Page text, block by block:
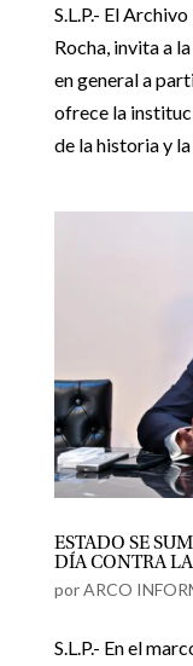
S.L.P.- El
Rocha, invita a
en general a
ofrece la
de la historia y
ESTADO SE
DÍA CONTRA
porARCO
S.L.P.- En el